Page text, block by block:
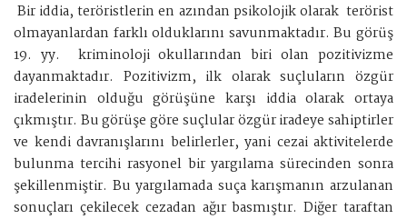
Bir iddia, teröristlerin en azından psikolojik olarak terörist
olmayanlardan farklı olduklarını savunmaktadır. Bu görüş
19. yy. kriminoloji okullarından biri olan pozitivizme
dayanmaktadır. Pozitivizm, ilk olarak suçluların özgür
iradelerinin olduğu görüşüne karşı iddia olarak ortaya
çıkmıştır. Bu görüşe göre suçlular özgür iradeye sahiptirler
ve kendi davranışlarını belirlerler, yani cezai aktivitelerde
bulunma tercihi rasyonel bir yargılama sürecinden sonra
şekillenmiştir. Bu yargılamada suça karışmanın arzulanan
sonuçları çekilecek cezadan ağır basmıştır. Diğer taraftan